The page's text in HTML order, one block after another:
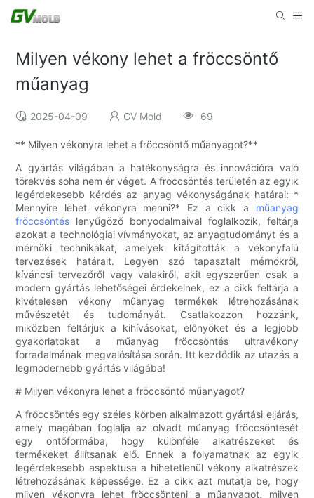
Milyen vékony lehet a fröccsöntő
műanyag
2025-04-09 GV Mold 69
** Milyen vékonyra lehet a fröccsöntő műanyagot?**
A gyártás világában a hatékonyságra és innovációra való
törekvés soha nem ér véget. A fröccsöntés területén az egyik
legérdekesebb kérdés az anyag vékonyságának határai: *
Mennyire lehet vékonyra menni?* Ez a cikk a műanyag
fröccsöntés lenyűgöző bonyodalmaival foglalkozik, feltárja
azokat a technológiai vívmányokat, az anyagtudományt és a
mérnöki technikákat, amelyek kitágították a vékonyfalú
tervezések határait. Legyen szó tapasztalt mérnökről,
kíváncsi tervezőről vagy valakiről, akit egyszerűen csak a
modern gyártás lehetőségei érdekelnek, ez a cikk feltárja a
kivételesen vékony műanyag termékek létrehozásának
művészetét és tudományát. Csatlakozzon hozzánk,
miközben feltárjuk a kihívásokat, előnyöket és a legjobb
gyakorlatokat a műanyag fröccsöntés ultravékony
forradalmának megvalósítása során. Itt kezdődik az utazás a
legmodernebb gyártás világába!
# Milyen vékonyra lehet a fröccsöntő műanyagot?
A fröccsöntés egy széles körben alkalmazott gyártási eljárás,
amely magában foglalja az olvadt műanyag fröccsöntését
egy öntőformába, hogy különféle alkatrészeket és
termékeket állítsanak elő. Ennek a folyamatnak az egyik
legérdekesebb aspektusa a hihetetlenül vékony alkatrészek
létrehozásának képessége. Ez a cikk azt mutatja be, hogy
milyen vékonyra lehet fröccsönteni a műanyagot, milyen